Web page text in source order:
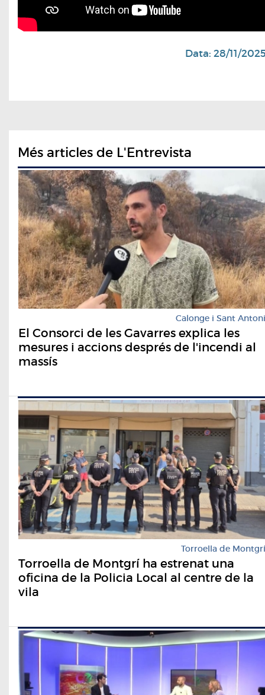
Data: 28/11/
Més articles de L'Entrevista
Calonge i Sant Antoni
El Consorci de les Gavarres explica les
mesures i accions després de l'incendi al
massís
Torroella de Montgrí
Torroella de Montgrí ha estrenat una
oficina de la Policia Local al centre de la
vila